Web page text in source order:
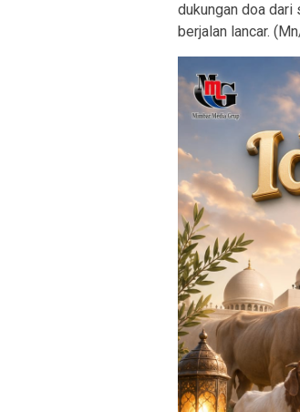
dukungan doa dari
berjalan lancar.